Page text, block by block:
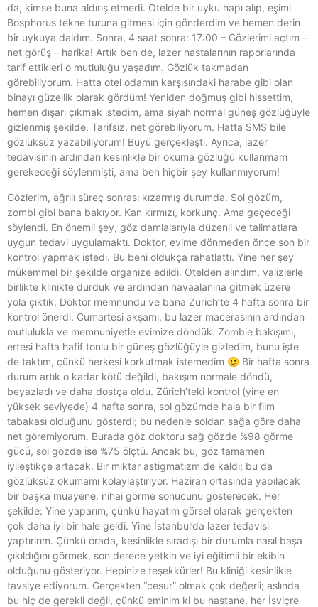
da, kimse buna aldırış etmedi. Otelde bir uyku hapı alıp, eşimi
Bosphorus tekne turuna gitmesi için gönderdim ve hemen derin
bir uykuya daldım. Sonra, 4 saat sonra: 17:00 – Gözlerimi açtım –
net görüş – harika! Artık ben de, lazer hastalarının raporlarında
tarif ettikleri o mutluluğu yaşadım. Gözlük takmadan
görebiliyorum. Hatta otel odamın karşısındaki harabe gibi olan
binayı güzellik olarak gördüm! Yeniden doğmuş gibi hissettim,
hemen dışarı çıkmak istedim, ama siyah normal güneş gözlüğüyle
gizlenmiş şekilde. Tarifsiz, net görebiliyorum. Hatta SMS bile
gözlüksüz yazabiliyorum! Büyü gerçekleşti. Ayrıca, lazer
tedavisinin ardından kesinlikle bir okuma gözlüğü kullanmam
gerekeceği söylenmişti, ama ben hiçbir şey kullanmıyorum!
Gözlerim, ağrılı süreç sonrası kızarmış durumda. Sol gözüm,
zombi gibi bana bakıyor. Kan kırmızı, korkunç. Ama geçeceği
söylendi. En önemli şey, göz damlalarıyla düzenli ve talimatlara
uygun tedavi uygulamaktı. Doktor, evime dönmeden önce son bir
kontrol yapmak istedi. Bu beni oldukça rahatlattı. Yine her şey
mükemmel bir şekilde organize edildi. Otelden alındım, valizlerle
birlikte klinikte durduk ve ardından havaalanına gitmek üzere
yola çıktık. Doktor memnundu ve bana Zürich’te 4 hafta sonra bir
kontrol önerdi. Cumartesi akşamı, bu lazer macerasının ardından
mutlulukla ve memnuniyetle evimize döndük. Zombie bakışımı,
ertesi hafta hafif tonlu bir güneş gözlüğüyle gizledim, bunu işte
de taktım, çünkü herkesi korkutmak istemedim 🙂 Bir hafta sonra
durum artık o kadar kötü değildi, bakışım normale döndü,
beyazladı ve daha dostça oldu. Zürich’teki kontrol (yine en
yüksek seviyede) 4 hafta sonra, sol gözümde hala bir film
tabakası olduğunu gösterdi; bu nedenle soldan sağa göre daha
net göremiyorum. Burada göz doktoru sağ gözde %98 görme
gücü, sol gözde ise %75 ölçtü. Ancak bu, göz tamamen
iyileştikçe artacak. Bir miktar astigmatizm de kaldı; bu da
gözlüksüz okumamı kolaylaştırıyor. Haziran ortasında yapılacak
bir başka muayene, nihai görme sonucunu gösterecek. Her
şekilde: Yine yaparım, çünkü hayatım görsel olarak gerçekten
çok daha iyi bir hale geldi. Yine İstanbul’da lazer tedavisi
yaptırırım. Çünkü orada, kesinlikle sıradışı bir durumla nasıl başa
çıkıldığını görmek, son derece yetkin ve iyi eğitimli bir ekibin
olduğunu gösteriyor. Hepinize teşekkürler! Bu kliniği kesinlikle
tavsiye ediyorum. Gerçekten “cesur” olmak çok değerli; aslında
bu hiç de gerekli değil, çünkü eminim ki bu hastane, her İsviçre